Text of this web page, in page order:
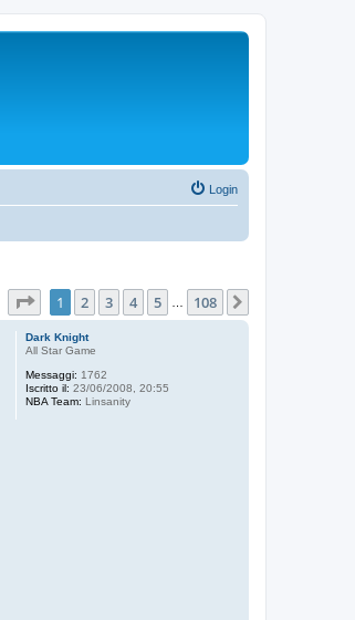
Login
Pagina1 di 108
1 2 3 4 5 108
Dark Knight
All Star Game
Messaggi: 1762
Iscritto il: 23/06/2008, 20:55
NBA Team: Linsanity